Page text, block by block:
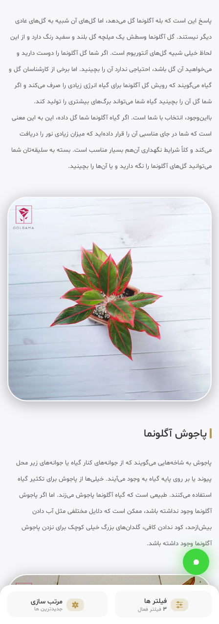
فیلتر ها
3 فیلتر فعال
مرتب سازی
جدیدترین ها
پاسخ این است که بله آگلونما گل می‌دهد، اما گل‌های آن شبیه به گل‌های عادی
دیگر نیستند. گل آگلونما وسطش یک میلچه گل بلند و سفید رنگ دارد و از این
لحاظ خیلی شبیه گل‌های آنتوریوم است. اگر شما گل آگلونما را دوست دارید و
می‌خواهید آن گل باشد، احتیاجی ندارد آن را بچینید. اما برخی از کارشناسان گل و
گیاه می‌گویند که رویش گل آگلونما برای گیاه انرژی زیادی را صرف می‌کند و اگر
شما گل آن را بچینید گیاه شما می‌تواند برگ‌های بیشتری را تولید کند.
بااین‌وجود، انتخاب با شما است. اگر گیاه آگلونما شما گل داده، این به این معنی
است که شما در جای مناسبی آن را قرار داده‌اید که میزان زیادی نور را دریافت
می‌کند و کلاً شرایط نگهداری آن‌هم بسیار مناسب است. بسته به سلیقه‌تان شما
می‌توانید گل‌های آگلونما را نگه دارید و یا آن‌ها را بچینید.
پاجوش آگلونما
پاجوش به شاخه‌هایی می‌گویند که از جوانه‌های کنار گیاه یا جوانه‌های زیر محل
پیوند یا بر روی پایه گیاه به وجود می‌آیند. خیلی‌ها از پاجوش برای تکثیر گیاه
استفاده می‌کنند. طبیعی است که گیاه آگلونما پاجوش می‌زند. اما اگر پاجوش
آگلونما وجود نداشته باشد، ممکن است که دلایل مختلفی مثل آب دادن
بیش‌ازحد، کود ندادن کافی، گلدان‌های بزرگ خیلی کوچک برای نزدن پاجوش
آگلونما وجود داشته باشد.